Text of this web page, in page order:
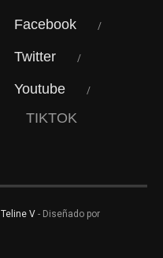
Facebook
Twitter
Youtube
TIKTOK
Teline V - Diseñado por